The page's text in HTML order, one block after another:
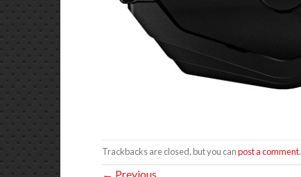
Trackbacks are closed, but you canpost a comment.
← Previous